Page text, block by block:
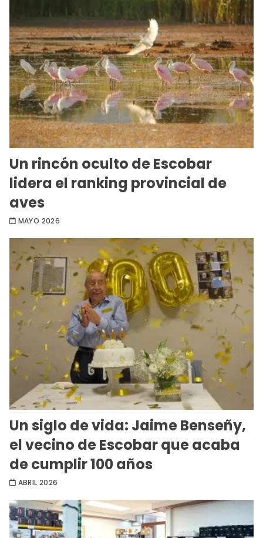
Un rincón oculto de Escobar
lidera el ranking provincial de
aves
MAYO 2026
Un siglo de vida: Jaime Benseñy,
el vecino de Escobar que acaba
de cumplir 100 años
ABRIL 2026